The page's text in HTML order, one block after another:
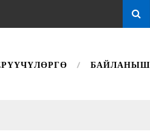
БАЙЛАНЫШ